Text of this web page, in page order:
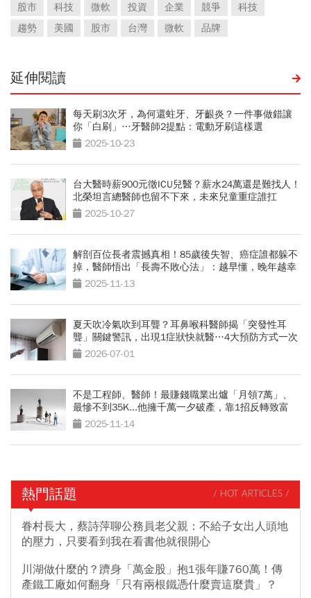
股市
科技 微軟 投資 企業 競爭
科技
趨勢
美國 股市 台灣 微軟 品牌
延伸閱讀
每天刷3次牙，為何還蛀牙、牙齦炎？一件事做錯讓
你「白刷」…牙醫師2提點：電動牙刷這樣選
2025-10-23
台大醫時薪900元徵ICU兒醫？薪水24萬還是難找人！
北榮坦言總醫師也留不下來，未來兒童重症誰扛
2025-10-27
解剖百位長者震撼真相！85歲後失智、癌症誰都躲不
掉，醫師悟出「長壽不敗心法」：越早懂，晚年越幸
福 2025-11-13
夏天吹冷氣吹到耳聾？耳鼻喉科醫師揭「突發性耳
聾」關鍵警訊，出現1症狀快就醫…4大預防方式一次
看 2026-07-01
不是工程師、醫師！最賺錢職業出爐「月領7萬」、
最慘不到35K...他擁千萬一夕破產，靠1招反轉致富
2025-11-14
熱門話題 / HOT ARTICLES /
眷村長大，蔡詩萍聊公務員老父親：不給子女出人頭地
的壓力，只要看到我在看書他就很開心
川湖做什麼的？躋身「萬金股」抱1張年賺760萬！傳
產鐵工廠如何翻身「只有兩根鐵憑什麼賣這麼貴」？